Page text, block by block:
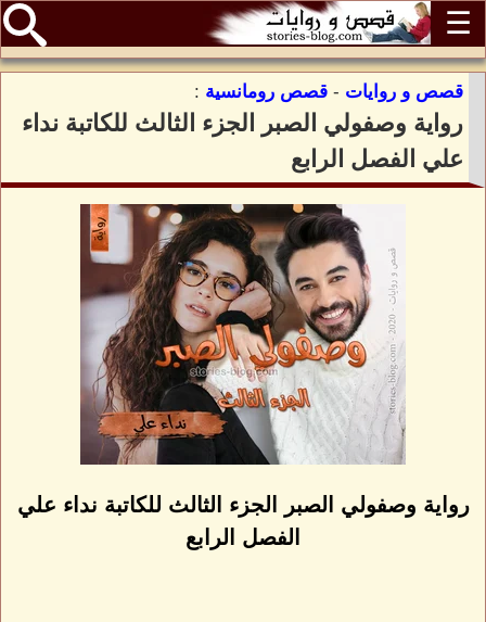
☰
قصص و روايات - قصص رومانسية :
رواية وصفولي الصبر الجزء الثالث للكاتبة نداء
علي الفصل الرابع
رواية وصفولي الصبر الجزء الثالث للكاتبة نداء علي
الفصل الرابع